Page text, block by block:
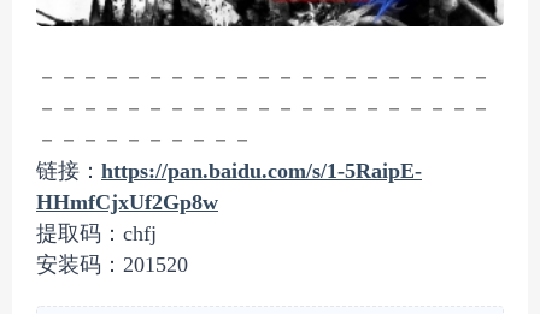
－－－－－－－－－－－－－－－－－－－－－
－－－－－－－－－－－－－－－－－－－－－
－－－－－－－－－－
链接： https://pan.baidu.com/s/1-5RaipE-
HHmfCjxUf2Gp8w
提取码：chfj
安装码：201520